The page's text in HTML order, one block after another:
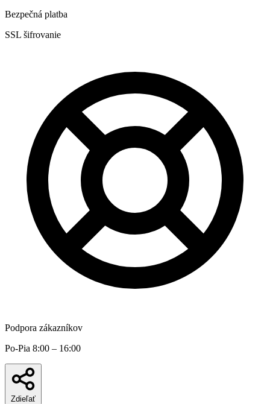
Bezpečná platba
SSL šifrovanie
Podpora zákazníkov
Po-Pia 8:00 – 16:00
Zdieľať